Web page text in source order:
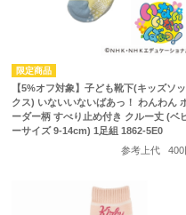
【5%オフ対象】子ども靴下(キッズソッ
クス) いないいないばあっ！ わんわん
ーダー柄 すべり止め付き クルー丈 (ベ
ーサイズ 9-14cm) 1足組 1862-5E0
参考上代
400